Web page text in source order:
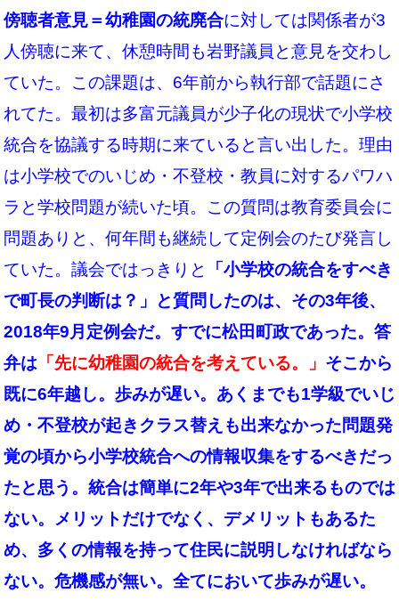
傍聴者意見＝幼稚園の統廃合に対しては関係者が3
人傍聴に来て、休憩時間も岩野議員と意見を交わし
ていた。この課題は、6年前から執行部で話題にさ
れてた。最初は多富元議員が少子化の現状で小学校
統合を協議する時期に来ていると言い出した。理由
は小学校でのいじめ・不登校・教員に対するパワハ
ラと学校問題が続いた頃。この質問は教育委員会に
問題ありと、何年間も継続して定例会のたび発言し
ていた。議会ではっきりと
「小学校の統合をすべき
で町長の判断は？」と質問したのは、その3年後、
2018年9月定例会だ。すでに松田町政であった。答
弁は 「先に幼稚園の統合を考えている。」 そこから
既に6年越し。 歩みが遅い。あくまでも1学級でいじ
め・不登校が起きクラス替えも出来なかった問題発
覚の頃から小学校統合への情報収集をするべきだっ
たと思う。統合は簡単に2年や3年で出来るものでは
ない。メリットだけでなく、デメリットもあるた
め、多くの情報を持って住民に説明しなければなら
ない。危機感が無い。全てにおいて歩みが遅い。